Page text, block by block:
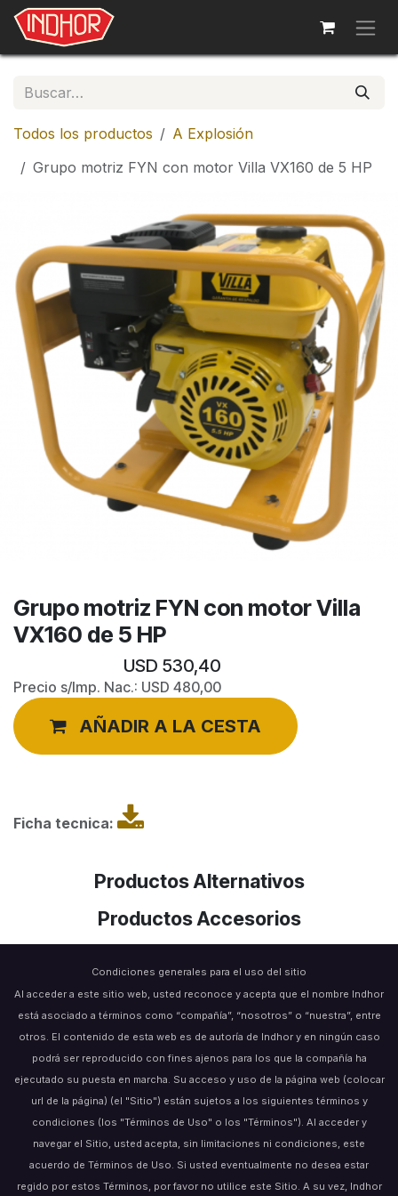
Ir al contenido
Todos los productos
A Explosión
Grupo motriz FYN con motor Villa VX160 de 5 HP
Grupo motriz FYN con motor Villa
VX160 de 5 HP
USD 530,40
Precio s/Imp. Nac.: USD 480,00
AÑADIR A LA CESTA
Ficha tecnica:
Productos Alternativos
Productos Accesorios
Condiciones generales para el uso del sitio
Al acceder a este sitio web, usted reconoce y acepta que el nombre Indhor
está asociado a términos como “compañía”, “nosotros” o “nuestra”, entre
otros. El contenido de esta web es de autoría de Indhor y en ningún caso
podrá ser reproducido con fines ajenos para los que la compañía ha
ejecutado su puesta en marcha. Su acceso y uso de la página web (colocar
url de la página) (el "Sitio") están sujetos a los siguientes términos y
condiciones (los "Términos de Uso" o los "Términos"). Al acceder y
navegar el Sitio, usted acepta, sin limitaciones ni condiciones, este
acuerdo de Términos de Uso. Si usted eventualmente no desea estar
regido por estos Términos, por favor no utilice este Sitio. A su vez, Indhor